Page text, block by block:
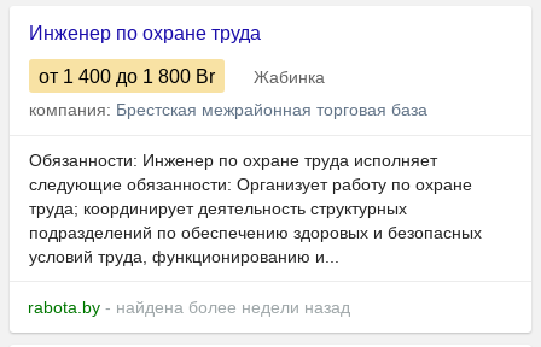
Инженер по охране труда
от 1 400 до 1 800 Br
Жабинка
компания: Брестская межрайонная торговая база
Обязанности: Инженер по охране труда исполняет
следующие обязанности: Организует работу по охране
труда; координирует деятельность структурных
подразделений по обеспечению здоровых и безопасных
условий труда, функционированию и...
rabota.by - найдена более недели назад